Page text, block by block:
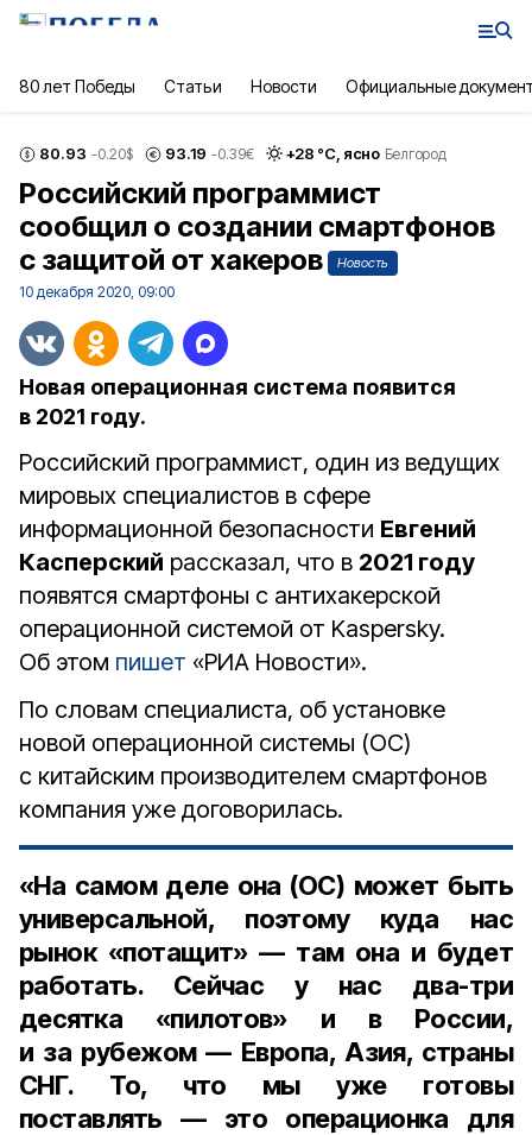
80 лет Победы Статьи Новости Официальные
80.93 -0.20$ 93.19 -0.39€ +28 °С, ясно Белгород
Российский программист
сообщил о создании смартфонов
с защитой от хакеров
Новость
10 декабря 2020, 09:00
Новая операционная система появится
в 2021 году.
Российский программист, один из ведущих
мировых специалистов в сфере
информационной безопасности Евгений
Касперский рассказал, что в 2021 году
появятся смартфоны с антихакерской
операционной системой от Kaspersky.
Об этом пишет «РИА Новости».
По словам специалиста, об установке
новой операционной системы (ОС)
с китайским производителем смартфонов
компания уже договорилась.
«На самом деле она (ОС) может быть
универсальной, поэтому куда нас
рынок «потащит» — там она и будет
работать. Сейчас у нас два-три
десятка «пилотов» и в России,
и за рубежом — Европа, Азия, страны
СНГ. То, что мы уже готовы
поставлять — это операционка для